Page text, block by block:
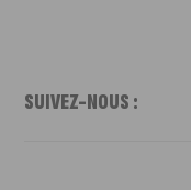
SUIVEZ-NOUS :